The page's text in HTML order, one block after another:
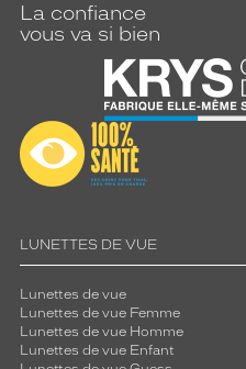
La confiance
vous va si bien
LUNETTES DE VUE
Lunettes de vue
Lunettes de vue Femme
Lunettes de vue Homme
Lunettes de vue Enfant